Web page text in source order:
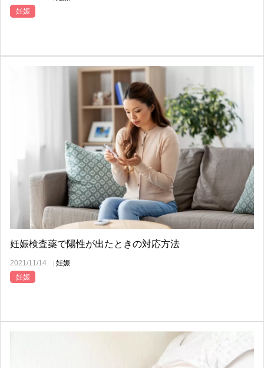
妊娠
妊娠検査薬で陽性が出たときの対応方法
2021/11/14
妊娠
妊娠